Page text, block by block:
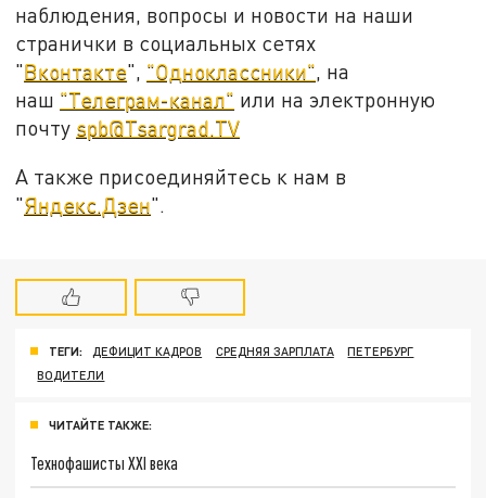
наблюдения, вопросы и новости на наши
странички в социальных сетях
"Вконтакте", "Одноклассники", на
наш "Телеграм-канал" или на электронную
почту spb@Tsargrad.TV
А также присоединяйтесь к нам в
"Яндекс.Дзен".
ТЕГИ: ДЕФИЦИТ КАДРОВ СРЕДНЯЯ ЗАРПЛАТА
ПЕТЕРБУРГ
ВОДИТЕЛИ
ЧИТАЙТЕ ТАКЖЕ:
Технофашисты XXI века